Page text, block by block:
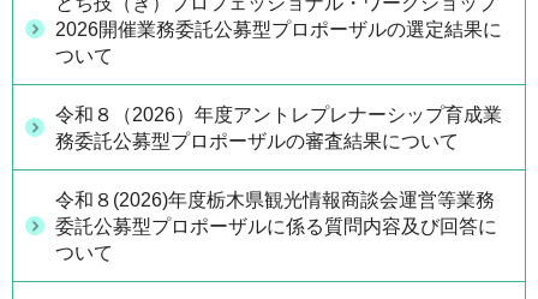
2026開催業務委託公募型プロポーザルの選定結果に
ついて
令和８（2026）年度アントレプレナーシップ育成業
務委託公募型プロポーザルの審査結果について
令和８(2026)年度栃木県観光情報商談会運営等業務
委託公募型プロポーザルに係る質問内容及び回答に
ついて